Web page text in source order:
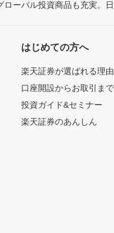
ーバル投資商品も充実。
はじめての方へ
楽天証券が選ばれる理由
口座開設からお取引ま
投資ガイド&セミナー
楽天証券のあんしん